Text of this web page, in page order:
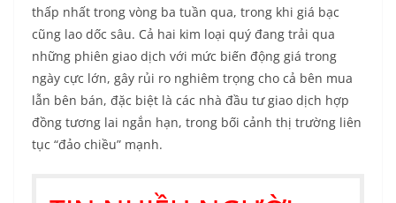
thấp nhất trong vòng ba tuần qua, trong khi giá bạc
cũng lao dốc sâu. Cả hai kim loại quý đang trải qua
những phiên giao dịch với mức biến động giá trong
ngày cực lớn, gây rủi ro nghiêm trọng cho cả bên mua
lẫn bên bán, đặc biệt là các nhà đầu tư giao dịch hợp
đồng tương lai ngắn hạn, trong bối cảnh thị trường liên
tục “đảo chiều” mạnh.